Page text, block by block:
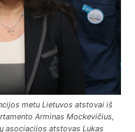
metu Lietuvos atstovai iš
Arminas Mockevičius,
asociacijos atstovas Lukas